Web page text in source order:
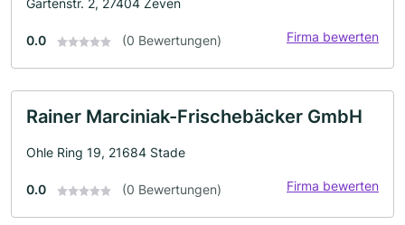
Gartenstr. 2, 27404 Zeven
0.0 (0 Bewertungen) Firma bewerten
Rainer Marciniak-Frischebäcker GmbH
Ohle Ring 19, 21684 Stade
0.0 (0 Bewertungen) Firma bewerten